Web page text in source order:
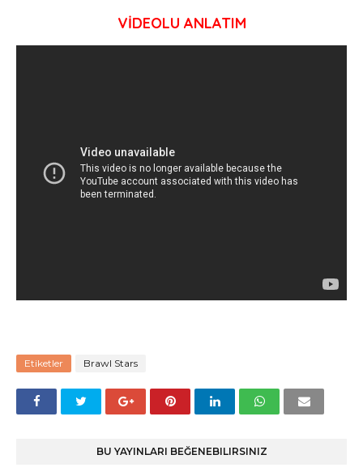
VİDEOLU ANLATIM
Etiketler Brawl Stars
BU YAYINLARI BEĞENEBILIRSINIZ